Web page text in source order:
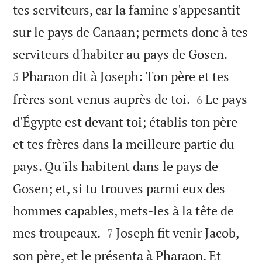
tes serviteurs, car la famine s'appesantit
sur le pays de Canaan; permets donc à tes
serviteurs d'habiter au pays de Gosen.
5 Pharaon dit à Joseph: Ton père et tes
frères sont venus auprès de toi. 

6 Le pays
d'Égypte est devant toi; établis ton père
et tes frères dans la meilleure partie du
pays. Qu'ils habitent dans le pays de
Gosen; et, si tu trouves parmi eux des
hommes capables, mets-les à la tête de
mes troupeaux. 

7 Joseph fit venir Jacob,
son père, et le présenta à Pharaon. Et